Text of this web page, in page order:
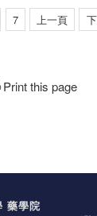
7 上一頁
Print this page
藥學院